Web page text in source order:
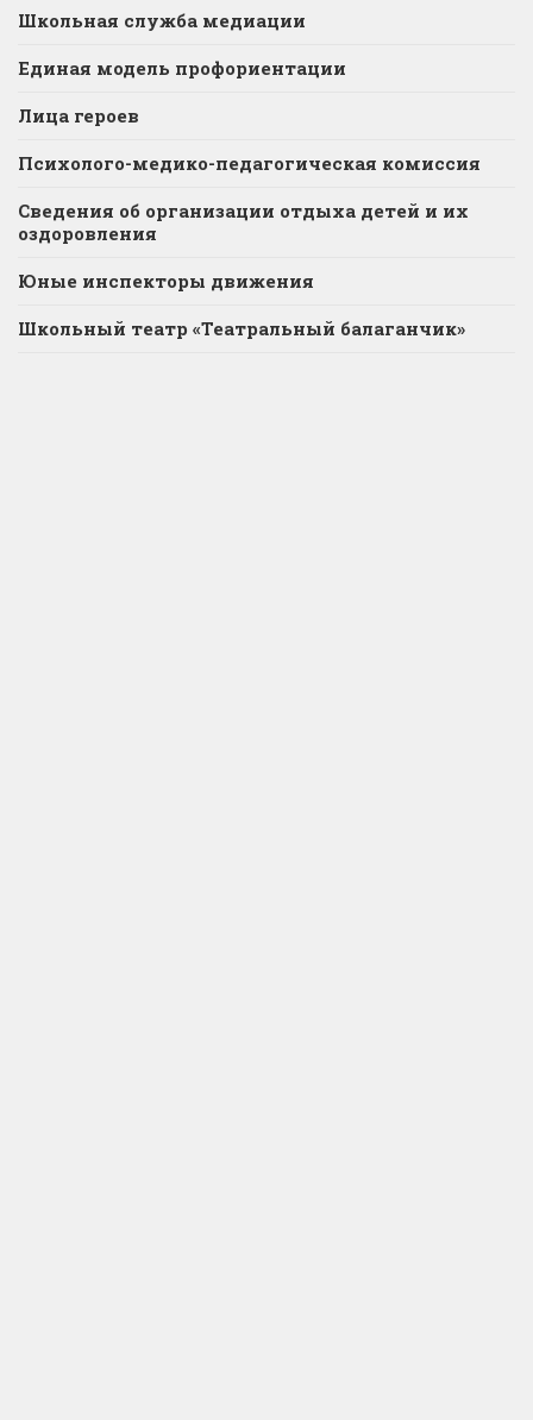
Школьная служба медиации
Единая модель профориентации
Лица героев
Психолого-медико-педагогическая комиссия
Сведения об организации отдыха детей и их
оздоровления
Юные инспекторы движения
Школьный театр «Театральный балаганчик»